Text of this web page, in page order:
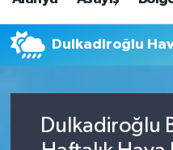
Dulkadiroğlu
Dulkadiroğlu
Asayiş
Bölge
Siyaset
Spor
İstanbul Hava
İstanbul Trafik
Süper Lig Puan
Tüm Manşetler